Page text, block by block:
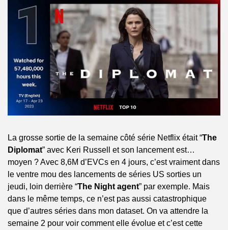
La grosse sortie de la semaine côté série Netflix était “The
Diplomat” avec Keri Russell et son lancement est…
moyen ? Avec 8,6M d’EVCs en 4 jours, c’est vraiment dans
le ventre mou des lancements de séries US sorties un
jeudi, loin derrière “The Night agent” par exemple. Mais
dans le même temps, ce n’est pas aussi catastrophique
que d’autres séries dans mon dataset. On va attendre la
semaine 2 pour voir comment elle évolue et c’est cette